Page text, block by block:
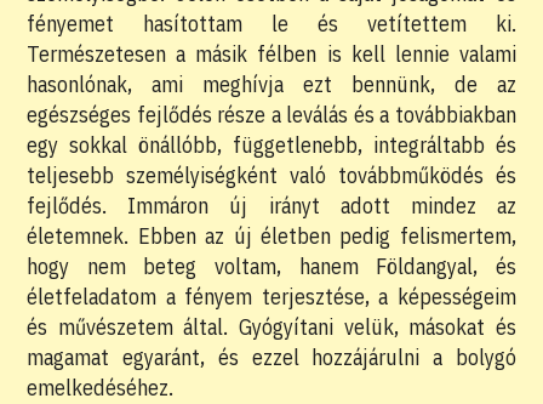
fényemet hasítottam le és vetítettem ki.
Természetesen a másik félben is kell lennie valami
hasonlónak, ami meghívja ezt bennünk, de az
egészséges fejlődés része a leválás és a továbbiakban
egy sokkal önállóbb, függetlenebb, integráltabb és
teljesebb személyiségként való továbbműködés és
fejlődés. Immáron új irányt adott mindez az
életemnek. Ebben az új életben pedig felismertem,
hogy nem beteg voltam, hanem Földangyal, és
életfeladatom a fényem terjesztése, a képességeim
és művészetem által. Gyógyítani velük, másokat és
magamat egyaránt, és ezzel hozzájárulni a bolygó
emelkedéséhez.